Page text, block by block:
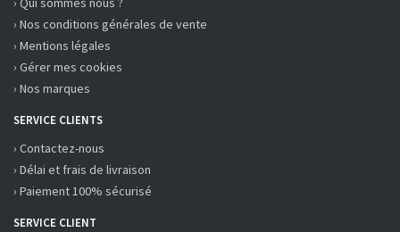
› Nos conditions générales de vente
› Mentions légales
› Gérer mes cookies
› Nos marques
SERVICE CLIENTS
› Contactez-nous
› Délai et frais de livraison
› Paiement 100% sécurisé
SERVICE CLIENT